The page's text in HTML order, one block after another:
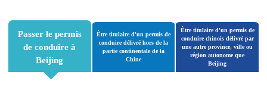
Passer le permis
de conduire à
Beijing
Être titulaire d'un permis de
conduire délivré hors de la
partie continentale de la
Chine
Être titulaire d'un permis de
conduire chinois délivré par
une autre province, ville ou
région autonome que
Beijing